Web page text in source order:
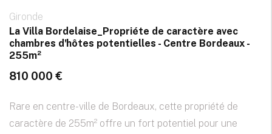
Gironde
La Villa Bordelaise_Propriéte de caractère avec
chambres d'hôtes potentielles - Centre Bordeaux -
255m²
810 000 €
Rare en centre-ville de Bordeaux, cette propriété de
caractère de 255m² offre un fort potentiel pour une